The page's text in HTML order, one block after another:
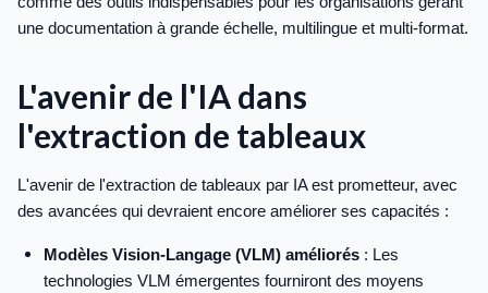
une documentation à grande échelle, multilingue et multi-format.
L'avenir de l'IA dans
l'extraction de tableaux
L'avenir de l'extraction de tableaux par IA est prometteur, avec
des avancées qui devraient encore améliorer ses capacités :
Modèles Vision-Langage (VLM) améliorés : Les
technologies VLM émergentes fourniront des moyens